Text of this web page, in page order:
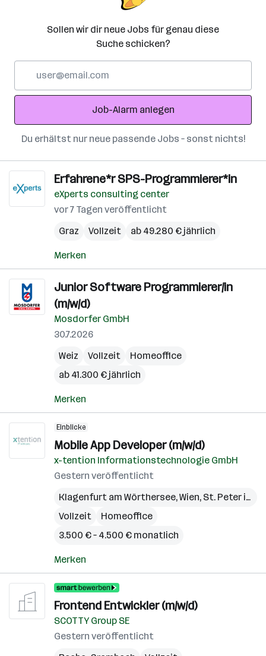
Sollen wir dir neue Jobs für genau diese
Suche schicken?
Adresse
Job-Alarm anlegen
Du erhältst nur neue passende Jobs – sonst nichts!
Erfahrene*r SPS-Programmierer*in
eXperts consulting center
vor 7 Tagen veröffentlicht
Graz
Vollzeit ab 49.280 € jährlich
Merken
Junior Software Programmierer/in
(m/w/d)
Mosdorfer GmbH
30.7.2026
Weiz
Vollzeit
Homeoffice
ab 41.300 € jährlich
Merken
Einblicke
Mobile App Developer (m/w/d)
x-tention Informationstechnologie GmbH
Gestern veröffentlicht
Klagenfurt am Wörthersee,Wien, St. Peter in der Au
Vollzeit
Homeoffice
3.500 € – 4.500 € monatlich
Merken
Frontend Entwickler (m/w/d)
SCOTTY Group SE
Gestern veröffentlicht